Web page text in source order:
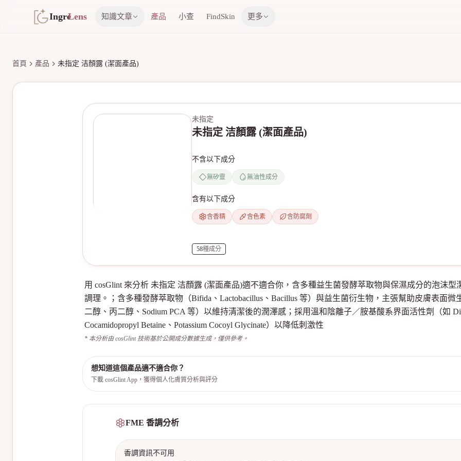
IngreLens 知識文章 產品 小查 FindSkin 更多
首頁 產品 未指定 洁顏露 (潔面產品)
未指定
未指定 洁顏露 (潔面產品)
不含以下成分
無矽靈 無油性成分
含有以下成分
含香精 含色素 含防腐劑
58種成分
用 cosGlint 來分析 未指定 洁顏露 (潔面產品)適不適合你，含多種益生菌發酵萃取物與保濕成分的泡沫
調理。；含多種發酵萃取物（Bifida、Lactobacillus、Bacillus 等）與益生菌衍生物，主張幫助皮膚表面
二醇、丙二醇、Sodium PCA 等）以維持清潔後的潤澤感；採用溫和陰離子／胺基酸系界面活性劑（如
Cocamidopropyl Betaine、Potassium Cocoyl Glycinate）以降低刺激性
* 本分析由 cosGlint 技術基於公開成分數據生成，僅供參考。
想知道這個產品適不適合你？
下載 cosGlint App，獲得個人化膚質分析與評分
FME 香調分析
香調資訊不可用